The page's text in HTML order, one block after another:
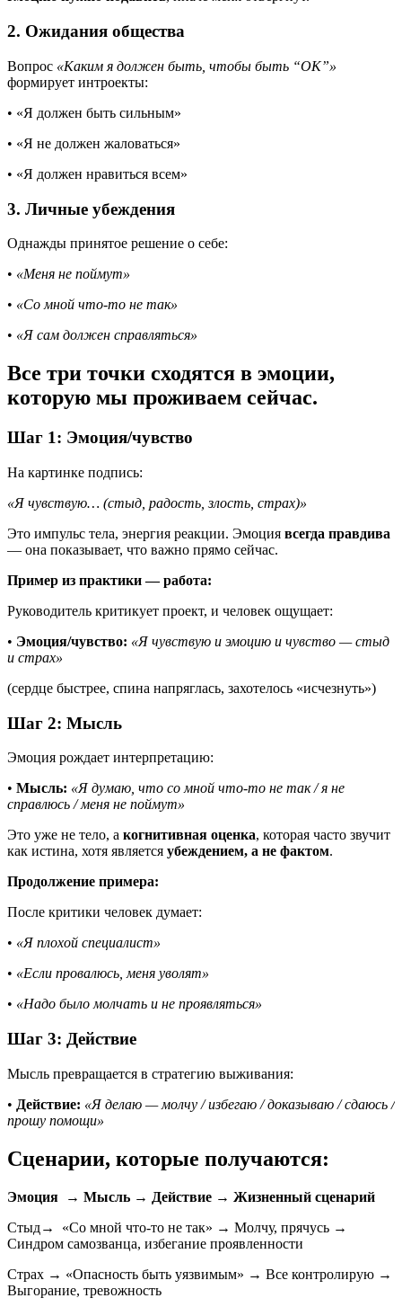
2. Ожидания общества
Вопрос «Каким я должен быть, чтобы быть “ОК”»
формирует интроекты:
• «Я должен быть сильным»
• «Я не должен жаловаться»
• «Я должен нравиться всем»
3. Личные убеждения
Однажды принятое решение о себе:
• «Меня не поймут»
• «Со мной что-то не так»
• «Я сам должен справляться»
Все три точки сходятся в эмоции,
которую мы проживаем сейчас.
Шаг 1: Эмоция/чувство
На картинке подпись:
«Я чувствую… (стыд, радость, злость, страх)»
Это импульс тела, энергия реакции. Эмоция всегда правдива
— она показывает, что важно прямо сейчас.
Пример из практики — работа:
Руководитель критикует проект, и человек ощущает:
• Эмоция/чувство: «Я чувствую и эмоцию и чувство — стыд
и страх»
(сердце быстрее, спина напряглась, захотелось «исчезнуть»)
Шаг 2: Мысль
Эмоция рождает интерпретацию:
• Мысль: «Я думаю, что со мной что-то не так / я не
справлюсь / меня не поймут»
Это уже не тело, а когнитивная оценка, которая часто звучит
как истина, хотя является убеждением, а не фактом.
Продолжение примера:
После критики человек думает:
• «Я плохой специалист»
• «Если провалюсь, меня уволят»
• «Надо было молчать и не проявляться»
Шаг 3: Действие
Мысль превращается в стратегию выживания:
• Действие: «Я делаю — молчу / избегаю / доказываю / сдаюсь /
прошу помощи»
Сценарии, которые получаются:
Эмоция → Мысль → Действие → Жизненный сценарий
Стыд→ «Со мной что-то не так» → Молчу, прячусь →
Синдром самозванца, избегание проявленности
Страх → «Опасность быть уязвимым» → Все контролирую →
Выгорание, тревожность